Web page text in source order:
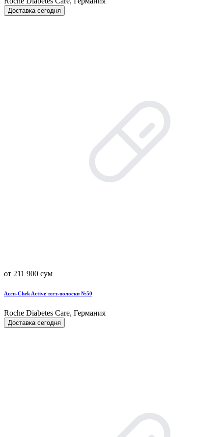
Доставка сегодня
от 211 900 сум
Accu-Chek Active тест-полоски №50
Roche Diabetes Care, Германия
Доставка сегодня